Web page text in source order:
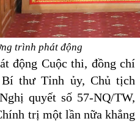
trình phát động
động Cuộc thi, đồng chí
Bí thư Tỉnh ủy, Chủ tịch
quyết số 57-NQ/TW,
trị một lần nữa khẳng